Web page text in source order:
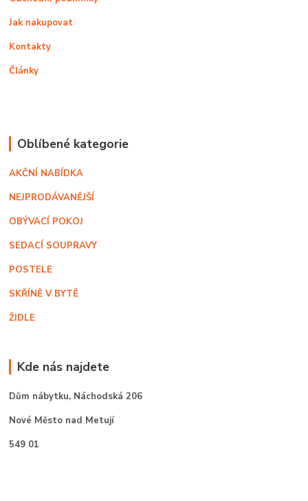
Jak nakupovat
Kontakty
Články
Oblíbené kategorie
AKČNÍ NABÍDKA
NEJPRODÁVANĚJŠÍ
OBÝVACÍ POKOJ
SEDACÍ SOUPRAVY
POSTELE
SKŘÍNĚ V BYTĚ
ŽIDLE
Kde nás najdete
Dům nábytku, Náchodská 206
Nové Město nad Metují
549 01